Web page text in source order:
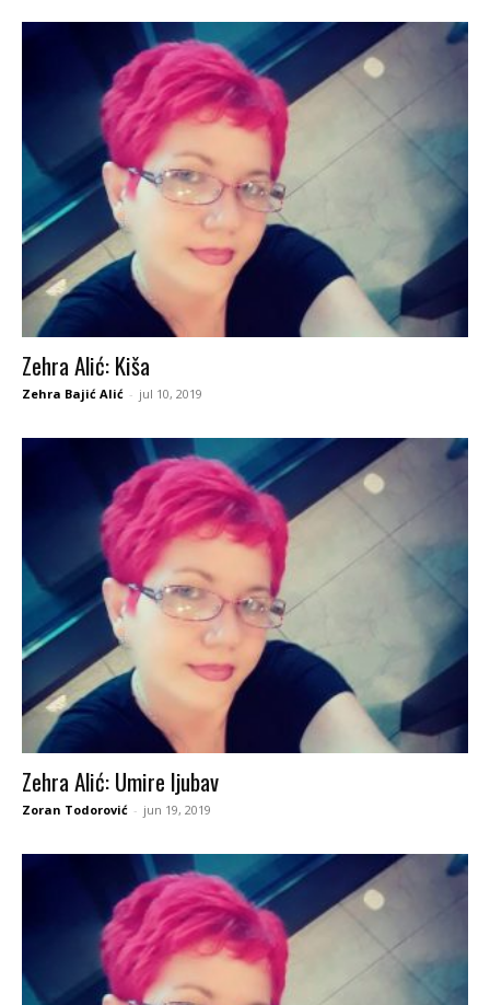
Zehra Alić: Kiša
Zehra Bajić Alić - jul 10, 2019
Zehra Alić: Umire ljubav
Zoran Todorović - jun 19, 2019